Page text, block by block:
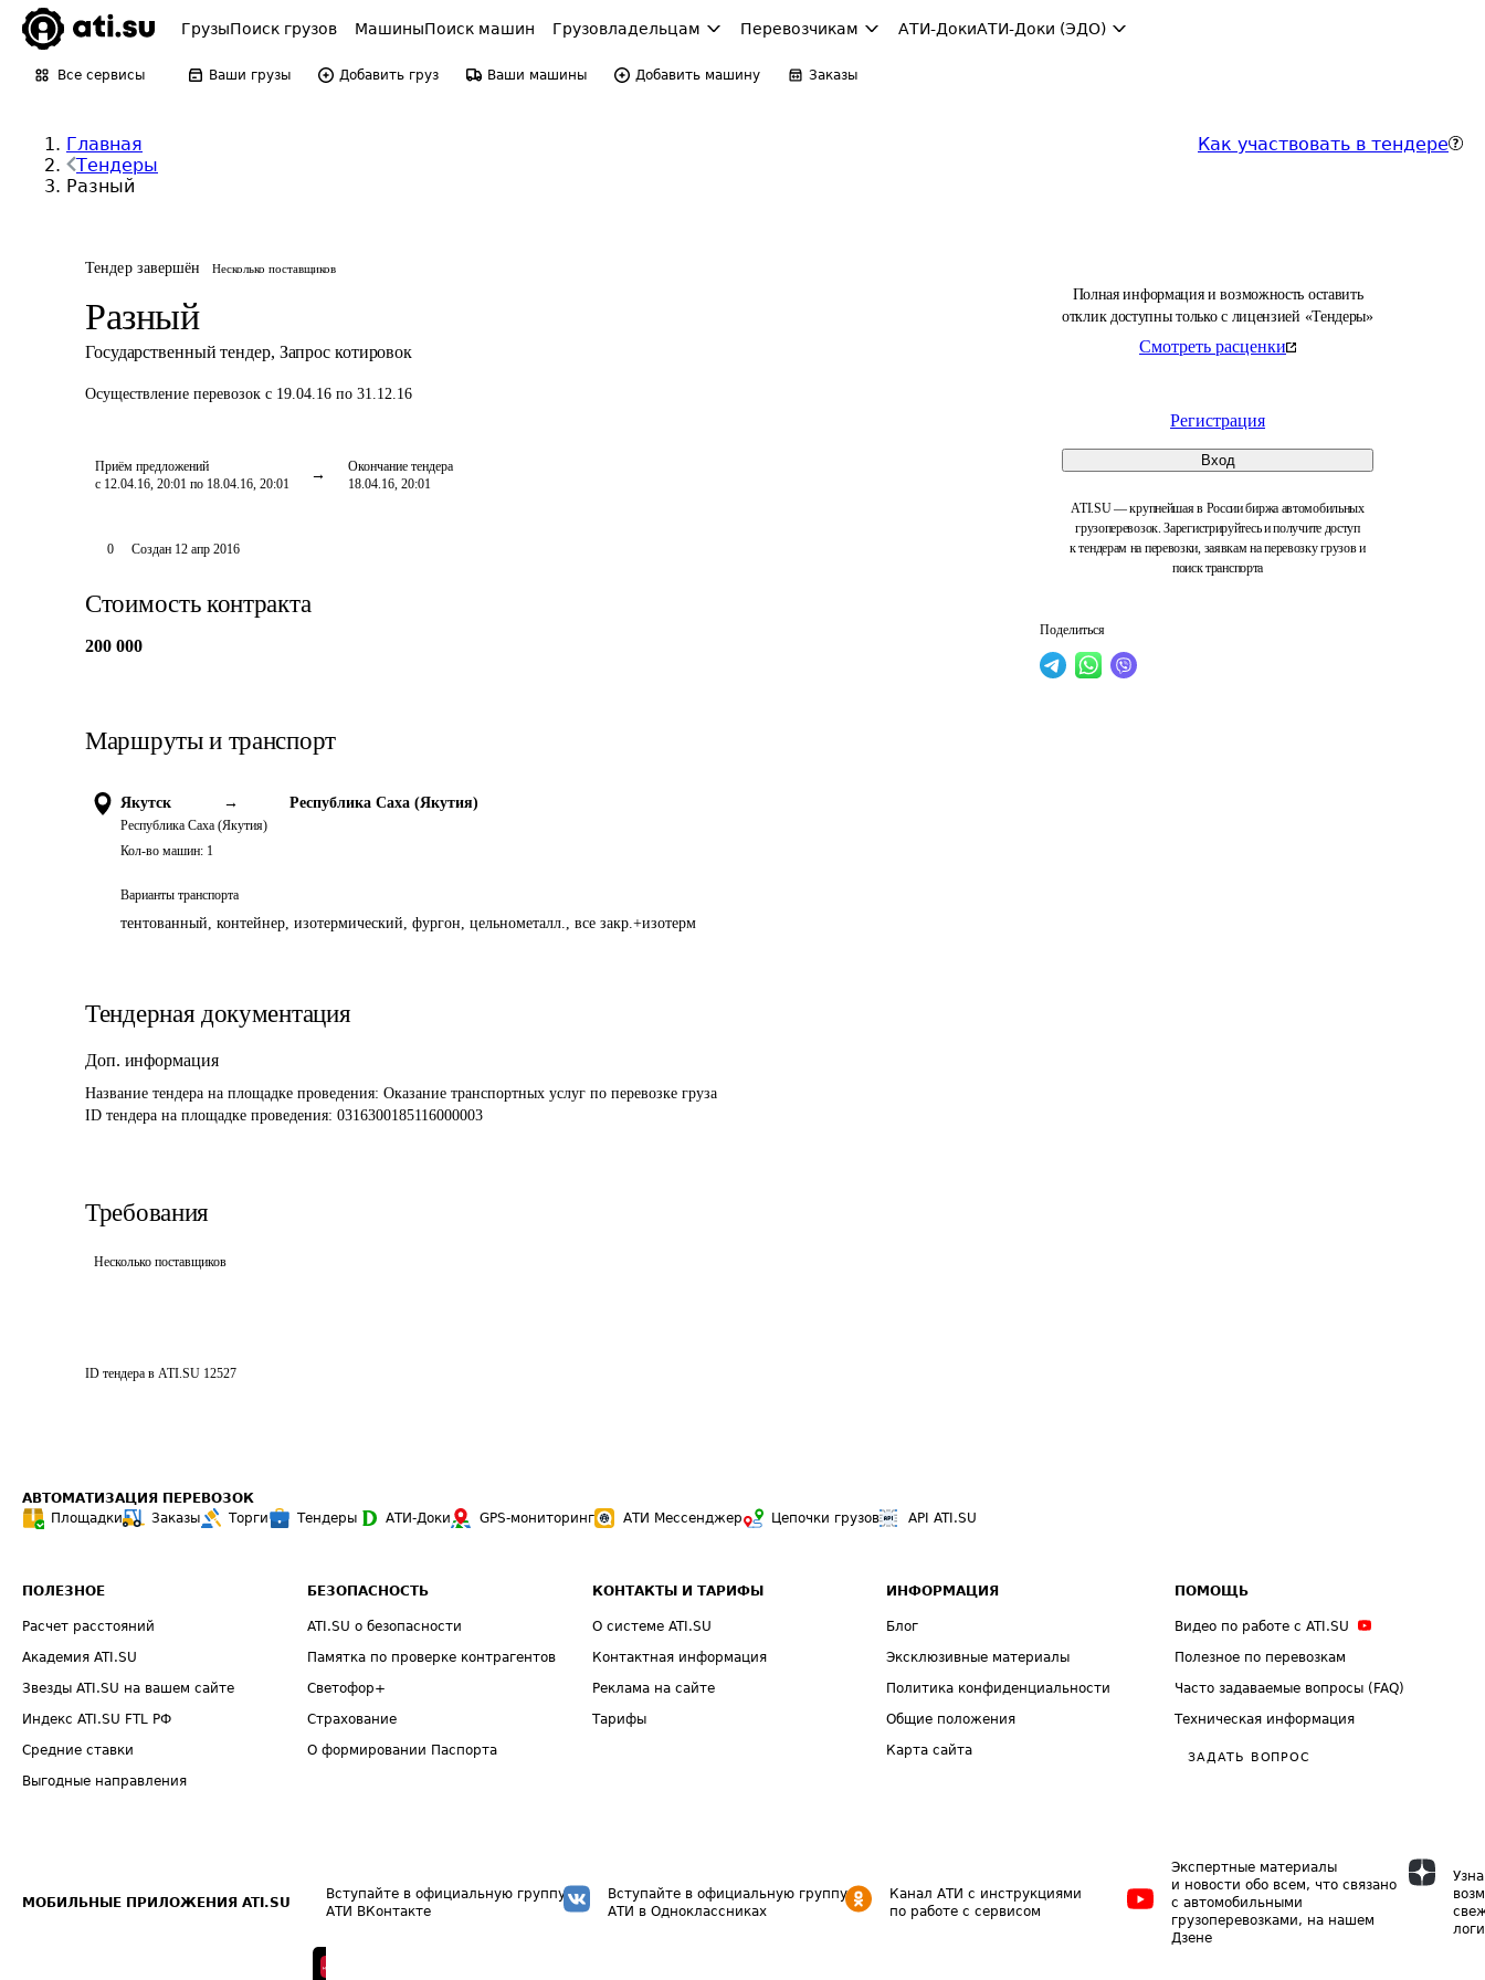
ГрузыПоиск грузов МашиныПоиск машин Грузовладельцам Перевозчикам АТИ-ДокиАТИ-Доки (ЭДО)
Все сервисы Ваши грузы Добавить груз Ваши машины Добавить машину Заказы
Главная
Тендеры
Разный
Как участвовать в тендере
Тендер завершён Несколько поставщиков
Разный
Государственный тендер, Запрос котировок
Осуществление перевозок с 19.04.16 по 31.12.16
Приём предложений
с 12.04.16, 20:01 по 18.04.16, 20:01
Окончание тендера
18.04.16, 20:01
Полная информация и возможность оставить
отклик доступны только с лицензией «Тендеры»
Смотреть расценки
Регистрация
Вход
ATI.SU — крупнейшая в России биржа автомобильных
грузоперевозок. Зарегистрируйтесь и получите доступ
к тендерам на перевозки, заявкам на перевозку грузов и
поиск транспорта
Поделиться
0 Создан 12 апр 2016
Стоимость контракта
200 000
Маршруты и транспорт
Якутск →
Республика Саха (Якутия)
Республика Саха (Якутия)
Кол-во машин: 1
Варианты транспорта
тентованный, контейнер, изотермический, фургон, цельнометалл., все закр.+изотерм
Тендерная документация
Доп. информация
Название тендера на площадке проведения: Оказание транспортных услуг по перевозке груза
ID тендера на площадке проведения: 0316300185116000003
Требования
Несколько поставщиков
ID тендера в ATI.SU 12527
АВТОМАТИЗАЦИЯ ПЕРЕВОЗОК
Площадки
Заказы Торги Тендеры АТИ-Доки GPS-мониторинг АТИ Мессенджер Цепочки грузов API ATI.SU
ПОЛЕЗНОЕ
Расчет расстояний
Академия ATI.SU
Звезды ATI.SU на вашем сайте
Индекс ATI.SU FTL РФ
Средние ставки
Выгодные направления
БЕЗОПАСНОСТЬ
ATI.SU о безопасности
Памятка по проверке контрагентов
Светофор+
Страхование
О формировании Паспорта
КОНТАКТЫ И ТАРИФЫ
О системе ATI.SU
Контактная информация
Реклама на сайте
Тарифы
ИНФОРМАЦИЯ
Блог
Эксклюзивные материалы
Политика конфиденциальности
Общие положения
Карта сайта
ПОМОЩЬ
Видео по работе с ATI.SU
Полезное по перевозкам
Часто задаваемые вопросы (FAQ)
Техническая информация
ЗАДАТЬ ВОПРОС
МОБИЛЬНЫЕ ПРИЛОЖЕНИЯ ATI.SU
Вступайте в официальную группу
АТИ ВКонтакте
Вступайте в официальную группу
АТИ в Одноклассниках
Канал АТИ с инструкциями
по работе с сервисом
Экспертные материалы
и новости обо всем, что связано
с автомобильными
грузоперевозками, на нашем
Дзене